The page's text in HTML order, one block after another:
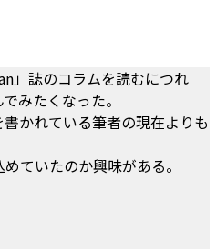
」誌のコラムを読むにつれ
みたくなった。
かれている筆者の現在よりも
ていたのか興味がある。